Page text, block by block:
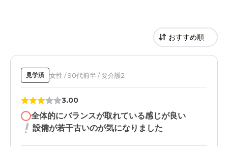
見学済 女性 / 90代前半 / 要介護2
3.00
全体的にバランスが取れている感じが良い
設備が若干古いのが気になりました